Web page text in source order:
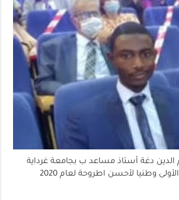
الدين دغة أستاذ مساعد ب بجامعة غرداية
لحصوله على المرتبة الأولى وطنيا لأحسن اطروحة لعام 2020